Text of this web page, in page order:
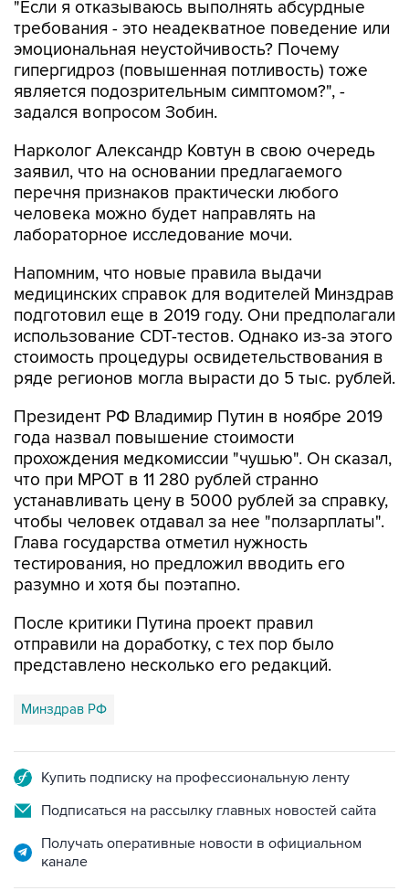
эмоциональная неустойчивость? Почему
гипергидроз (повышенная потливость) тоже
является подозрительным симптомом?", -
задался вопросом Зобин.
Нарколог Александр Ковтун в свою очередь
перечня признаков практически любого
человека можно будет направлять на
лабораторное исследование мочи.
Напомним, что новые правила выдачи
подготовил еще в 2019 году. Они предполагали
использование CDT-тестов. Однако из-за этого
стоимость процедуры освидетельствования в
ряде регионов могла вырасти до 5 тыс. рублей.
Президент РФ Владимир Путин в ноябре 2019
прохождения медкомиссии "чушью". Он сказал,
что при МРОТ в 11 280 рублей странно
устанавливать цену в 5000 рублей за справку,
чтобы человек отдавал за нее "ползарплаты".
Глава государства отметил нужность
тестирования, но предложил вводить его
разумно и хотя бы поэтапно.
После критики Путина проект правил
представлено несколько его редакций.
Минздрав РФ
Подписаться на рассылку главных новостей сайта
Получать оперативные новости в официальном
НОВОСТИ ПО ТЕМЕ